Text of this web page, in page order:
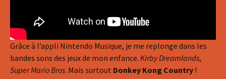
Grâce à l’appli Nintendo Musique, je me replonge dans les
bandes sons des jeux de mon enfance. Kirby Dreamlands,
Super Mario Bros. Mais surtout Donkey Kong Country !